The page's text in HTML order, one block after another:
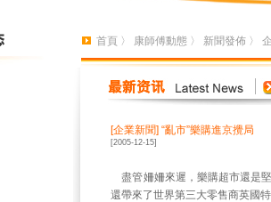
首頁 〉 康師傅動態 〉 新聞發佈 〉
[企業新聞] “亂市”樂購進京攪局
[2005-12-15]
盡管姍姍來遲，樂購超市還是
還帶來了世界第三大零售商英國